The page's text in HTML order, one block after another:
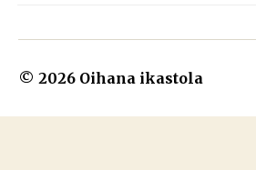
© 2026 Oihana ikastola